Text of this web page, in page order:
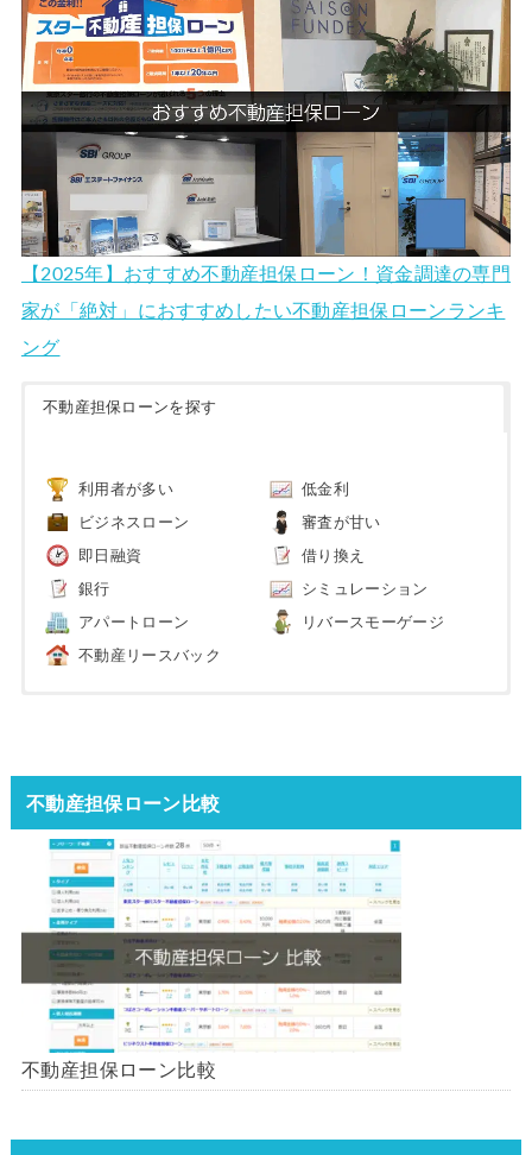
【2025年】おすすめ不動産担保ローン！資金調達の専門
家が「絶対」におすすめしたい不動産担保ローンランキ
ング
不動産担保ローンを探す
利用者が多い 低金利
ビジネスローン 審査が甘い
即日融資 借り換え
銀行 シミュレーション
アパートローン リバースモーゲージ
不動産リースバック
不動産担保ローン比較
不動産担保ローン比較